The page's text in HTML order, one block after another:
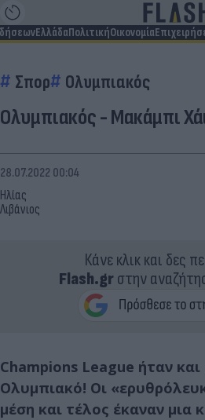
ΕλλάδαΠολιτικήΟικονομία
Σπορ Ολυμπιακός
Ολυμπιακός - Μακάμπι
Ηλίας
Λιβάνιος
28.07.2022 00:04
Κάνε κλικ και δες
Flash.grστην
Champions League ήταν και
Ολυμπιακό! Οι
μέση και τέλος έκαναν μια